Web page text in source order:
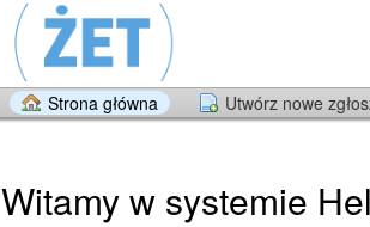
Strona główna Utwórz nowe
Witamy w systemie